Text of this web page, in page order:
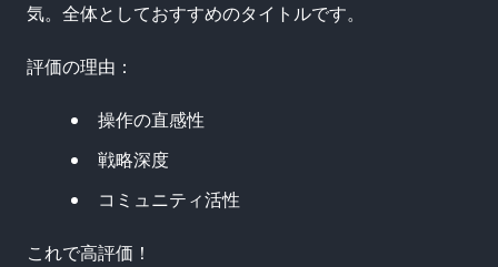
気。全体としておすすめのタイトルです。
評価の理由：
操作の直感性
戦略深度
コミュニティ活性
これで高評価！